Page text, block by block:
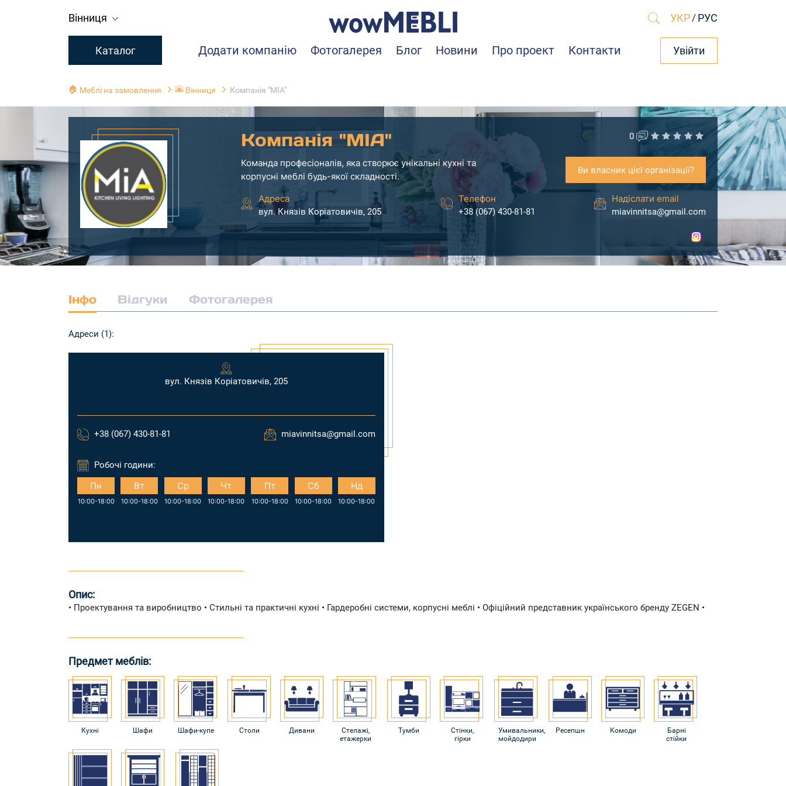
Вінниця УКР / РУС
Каталог Додати компанію Фотогалерея Блог Новини Про проект Контакти Увійти
🏠 Меблі на замовлення 🌇 Вінниця Компанія "MIA"
Компанія "MIA"
Команда професіоналів, яка створює унікальні кухні та
корпусні меблі будь-якої складності.
0
Ви власник цієї організації?
Адреса
вул. Князів Коріатовичів, 205
Телефон
+38 (067) 430-81-81
Надіслати email
miavinnitsa@gmail.com
Інфо Відгуки Фотогалерея
Адреси (1):
вул. Князів Коріатовичів, 205
+38 (067) 430-81-81 miavinnitsa@gmail.com
Робочі години:
Пн
10:00-18:00
Вт
10:00-18:00
Ср
10:00-18:00
Чт
10:00-18:00
Пт
10:00-18:00
Сб
10:00-18:00
Нд
10:00-18:00
Опис:
• Проектування та виробництво • Стильні та практичні кухні • Гардеробні системи, корпусні меблі • Офіційний представник українського бренду ZEGEN •
Предмет меблів:
Кухні Шафи Шафи-купе Столи Дивани
Стелажі,
етажерки
Тумби
Стінки,
гірки
Умивальники,
мойдодири
Ресепшн Комоди
Барні
стійки